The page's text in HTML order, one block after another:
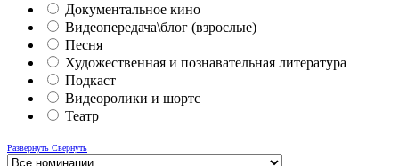
Документальное кино
Видеопередача\блог (взрослые)
Песня
Художественная и познавательная литература
Подкаст
Видеоролики и шортс
Театр
Развернуть Свернуть